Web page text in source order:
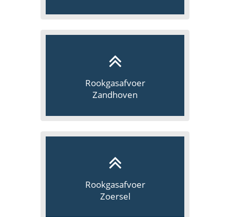
Rookgasafvoer
Zandhoven
Rookgasafvoer
Zoersel